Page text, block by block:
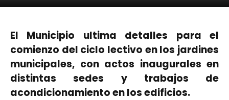
El Municipio ultima detalles para el
comienzo del ciclo lectivo en los jardines
municipales, con actos inaugurales en
distintas sedes y trabajos de
acondicionamiento en los edificios.